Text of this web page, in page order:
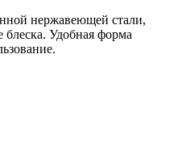
нержавеющей стали,
блеска. Удобная форма